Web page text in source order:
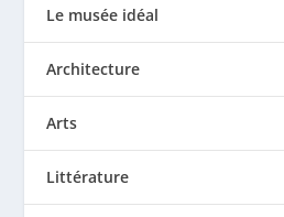
Le musée idéal
Architecture
Arts
Littérature